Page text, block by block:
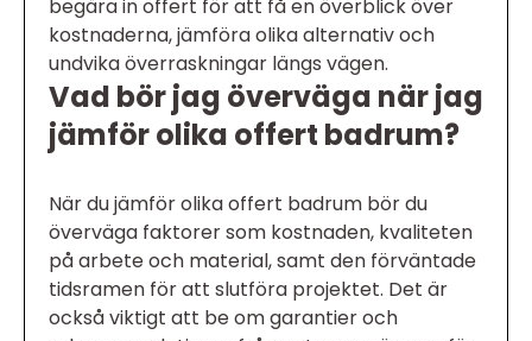
begära in offert för att få en överblick över
kostnaderna, jämföra olika alternativ och
undvika överraskningar längs vägen.
Vad bör jag överväga när jag
jämför olika offert badrum?
När du jämför olika offert badrum bör du
överväga faktorer som kostnaden, kvaliteten
på arbete och material, samt den förväntade
tidsramen för att slutföra projektet. Det är
också viktigt att be om garantier och